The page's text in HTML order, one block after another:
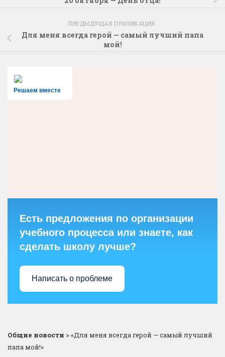
ПРЕДЫДУЩАЯ ПУБЛИКАЦИЯ
Для меня всегда герой — самый лучший папа
мой!
Решаем вместе
Есть предложения по организации
учебного процесса или знаете, как
сделать школу лучше?
Написать о проблеме
Общие новости >«Для меня всегда герой — самый лучший
папа мой!»